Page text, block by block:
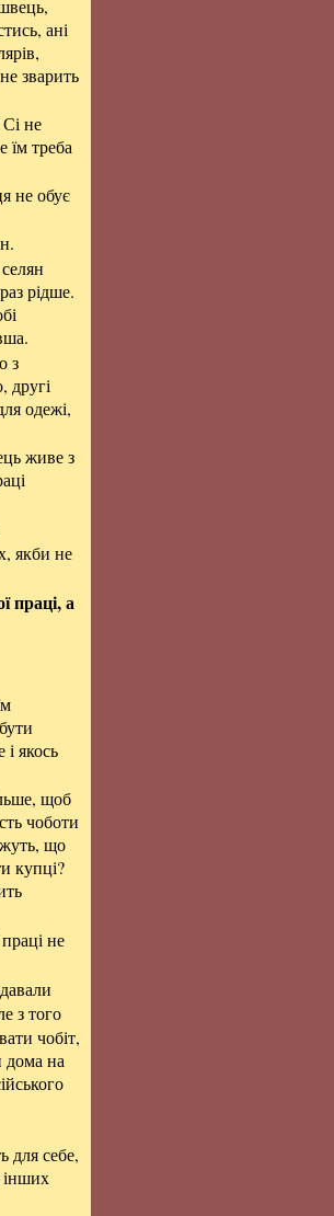
ані
зварить
не
їм треба
не обує
рідше.
з
другі
одежі,
живе з
якби не
праці, а
якось
щоб
чоботи
що
купці?
не
з того
чобіт,
дома на
для себе,
інших